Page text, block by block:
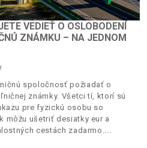
VEDIEŤ O OSLOBODENÍ
ZNÁMKU – NA JEDNOM
spoločnosť požiadať o
známky. Všetci tí, ktorí sú
pre fyzickú osobu so
môžu ušetriť desiatky eur a
cestách zadarmo.